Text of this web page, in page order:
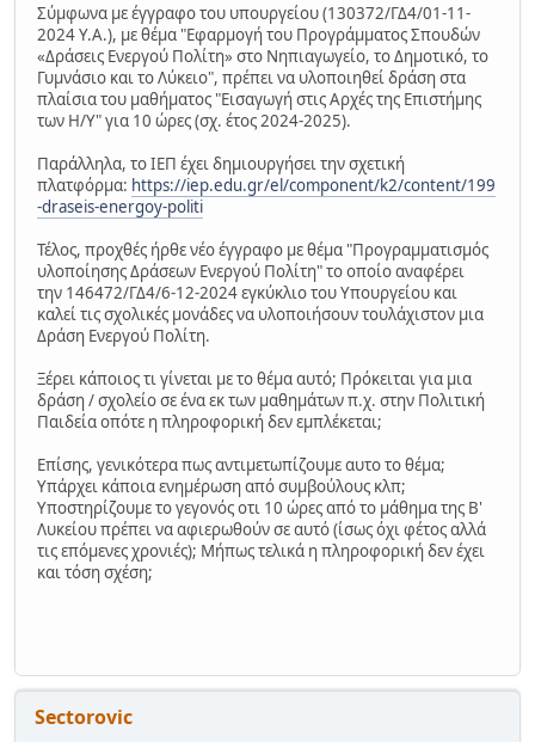
Σύμφωνα με έγγραφο του υπουργείου (130372/ΓΔ4/01-11-
2024 Υ.Α.), με θέμα "Εφαρμογή του Προγράμματος Σπουδών
«Δράσεις Ενεργού Πολίτη» στο Νηπιαγωγείο, το Δημοτικό, το
Γυμνάσιο και το Λύκειο", πρέπει να υλοποιηθεί δράση στα
πλαίσια του μαθήματος "Εισαγωγή στις Αρχές της Επιστήμης
των Η/Υ" για 10 ώρες (σχ. έτος 2024-2025).
Παράλληλα, το ΙΕΠ έχει δημιουργήσει την σχετική
πλατφόρμα: https://iep.edu.gr/el/component/k2/content/199
-draseis-energoy-politi
Τέλος, προχθές ήρθε νέο έγγραφο με θέμα "Προγραμματισμός
υλοποίησης Δράσεων Ενεργού Πολίτη" το οποίο αναφέρει
την 146472/ΓΔ4/6-12-2024 εγκύκλιο του Υπουργείου και
καλεί τις σχολικές μονάδες να υλοποιήσουν τουλάχιστον μια
Δράση Ενεργού Πολίτη.
Ξέρει κάποιος τι γίνεται με το θέμα αυτό; Πρόκειται για μια
δράση / σχολείο σε ένα εκ των μαθημάτων π.χ. στην Πολιτική
Παιδεία οπότε η πληροφορική δεν εμπλέκεται;
Επίσης, γενικότερα πως αντιμετωπίζουμε αυτο το θέμα;
Υπάρχει κάποια ενημέρωση από συμβούλους κλπ;
Υποστηρίζουμε το γεγονός οτι 10 ώρες από το μάθημα της Β'
Λυκείου πρέπει να αφιερωθούν σε αυτό (ίσως όχι φέτος αλλά
τις επόμενες χρονιές); Μήπως τελικά η πληροφορική δεν έχει
και τόση σχέση;
Sectorovic